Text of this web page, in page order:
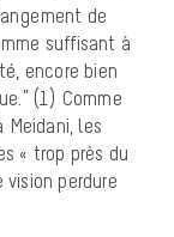
de
suffisant à
encore bien
(1) Comme
les
« trop près du
perdure